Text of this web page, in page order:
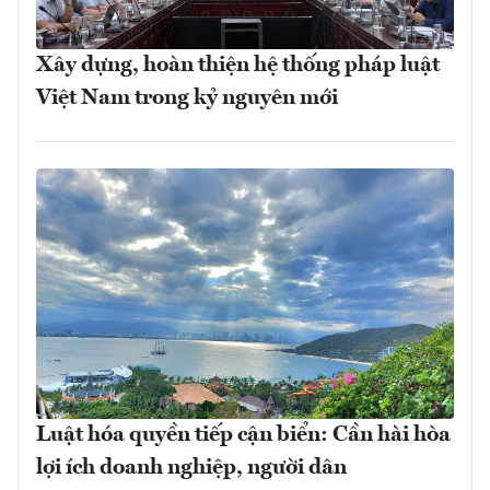
Xây dựng, hoàn thiện hệ thống pháp luật
Việt Nam trong kỷ nguyên mới
Luật hóa quyền tiếp cận biển: Cần hài hòa
lợi ích doanh nghiệp, người dân